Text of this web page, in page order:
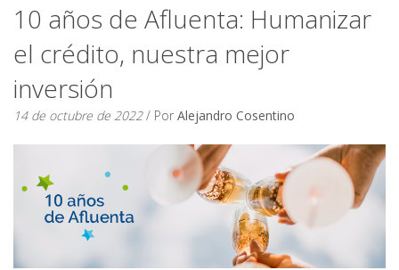
10 años de Afluenta: Humanizar
el crédito, nuestra mejor
inversión
14 de octubre de 2022/ Por Alejandro Cosentino